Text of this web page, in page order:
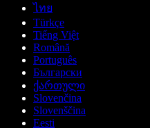
ไทย
Türkçe
Tiếng Việt
Română
Português
Български
ქართული
Slovenčina
Slovenščina
Eesti